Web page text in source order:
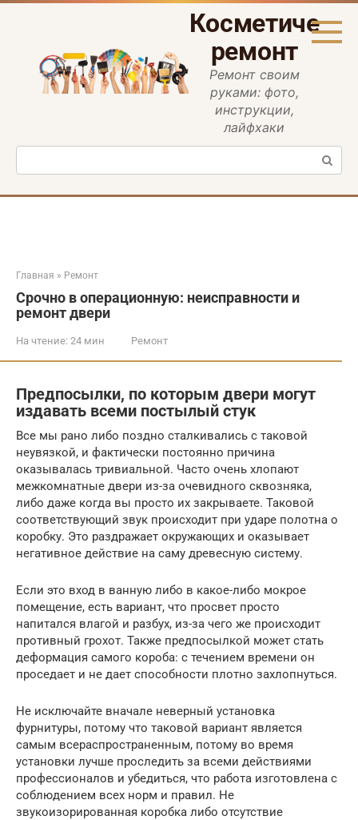
Перейти
ремонт
Ремонт своим
руками: фото,
инструкции,
лайфхаки
Поиск:
Главная » Ремонт
Срочно в операционную: неисправности и
ремонт двери
На чтение: 24 мин Ремонт
Предпосылки, по которым двери могут
издавать всеми постылый стук
Все мы рано либо поздно сталкивались с таковой
неувязкой, и фактически постоянно причина
оказывалась тривиальной. Часто очень хлопают
межкомнатные двери из-за очевидного сквозняка,
либо даже когда вы просто их закрываете. Таковой
соответствующий звук происходит при ударе полотна о
коробку. Это раздражает окружающих и оказывает
негативное действие на саму древесную систему.
Если это вход в ванную либо в какое-либо мокрое
помещение, есть вариант, что просвет просто
напитался влагой и разбух, из-за чего же происходит
противный грохот. Также предпосылкой может стать
деформация самого короба: с течением времени он
проседает и не дает способности плотно захлопнуться.
Не исключайте вначале неверный установка
фурнитуры, потому что таковой вариант является
самым всераспространенным, потому во время
установки лучше проследить за всеми действиями
профессионалов и убедиться, что работа изготовлена с
соблюдением всех норм и правил. Не
звукоизорированная коробка либо отсутствие